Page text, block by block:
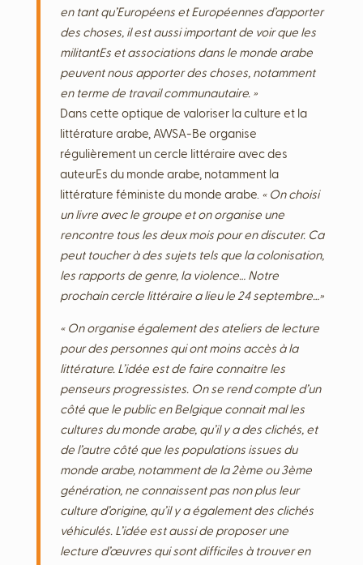
en tant qu’Européens et Européennes d’apporter
des choses, il est aussi important de voir que les
militantEs et associations dans le monde arabe
peuvent nous apporter des choses, notamment
en terme de travail communautaire. »
Dans cette optique de valoriser la culture et la
littérature arabe, AWSA-Be organise
régulièrement un cercle littéraire avec des
auteurEs du monde arabe, notamment la
littérature féministe du monde arabe. « On choisi
un livre avec le groupe et on organise une
rencontre tous les deux mois pour en discuter. Ca
peut toucher à des sujets tels que la colonisation,
les rapports de genre, la violence… Notre
prochain cercle littéraire a lieu le 24 septembre…»
« On organise également des ateliers de lecture
pour des personnes qui ont moins accès à la
littérature. L’idée est de faire connaitre les
penseurs progressistes. On se rend compte d’un
côté que le public en Belgique connait mal les
cultures du monde arabe, qu’il y a des clichés, et
de l’autre côté que les populations issues du
monde arabe, notamment de la 2ème ou 3ème
génération, ne connaissent pas non plus leur
culture d’origine, qu’il y a également des clichés
véhiculés. L’idée est aussi de proposer une
lecture d’œuvres qui sont difficiles à trouver en